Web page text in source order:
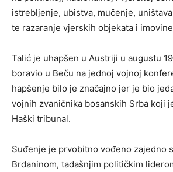
istrebljenje, ubistva, mučenje,
te razaranje vjerskih objekata i
Talić je uhapšen u Austriji u augustu
boravio u Beču na jednoj vojnoj
hapšenje bilo je značajno jer je bio
vojnih zvaničnika bosanskih Srba koji
Haški tribunal.
Suđenje je prvobitno vođeno zajedno
Brđaninom, tadašnjim političkim